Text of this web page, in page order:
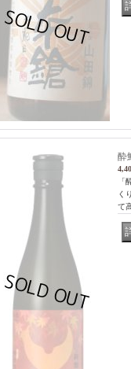
酔
「
く
て